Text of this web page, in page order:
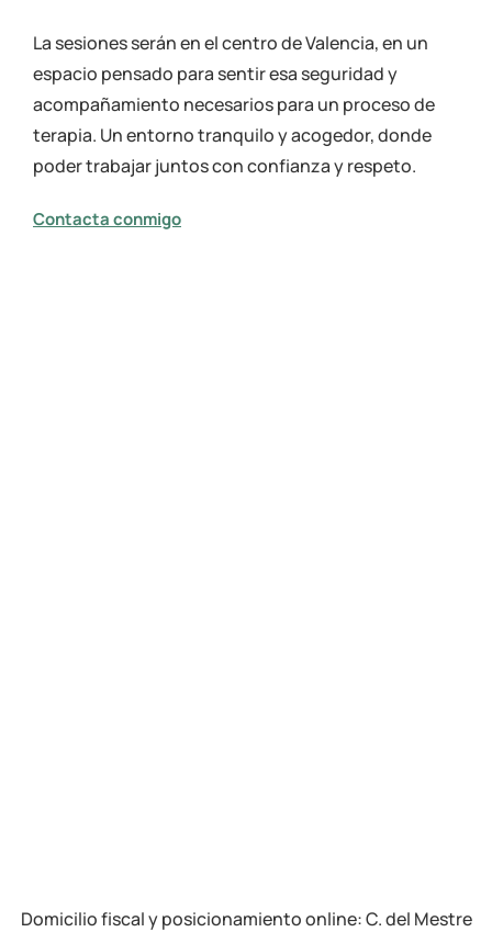
La sesiones serán en el centro de Valencia, en un
espacio pensado para sentir esa seguridad y
acompañamiento necesarios para un proceso de
terapia. Un entorno tranquilo y acogedor, donde
poder trabajar juntos con confianza y respeto.
Contacta conmigo
Domicilio fiscal y posicionamiento online:C. del Mestre